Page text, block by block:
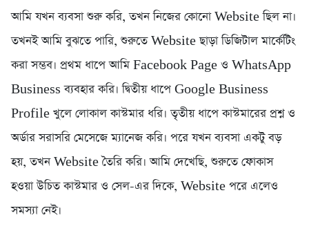
আমি যখন ব্যবসা শুরু করি, তখন নিজের কোনো Website ছিল না।
তখনই আমি বুঝতে পারি, শুরুতে Website ছাড়া ডিজিটাল মার্কেটিং
করা সম্ভব। প্রথম ধাপে আমি Facebook Page ও WhatsApp
Business ব্যবহার করি। দ্বিতীয় ধাপে Google Business
Profile খুলে লোকাল কাস্টমার ধরি। তৃতীয় ধাপে কাস্টমারের প্রশ্ন ও
অর্ডার সরাসরি মেসেজে ম্যানেজ করি। পরে যখন ব্যবসা একটু বড়
হয়, তখন Website তৈরি করি। আমি দেখেছি, শুরুতে ফোকাস
হওয়া উচিত কাস্টমার ও সেল-এর দিকে, Website পরে এলেও
সমস্যা নেই।